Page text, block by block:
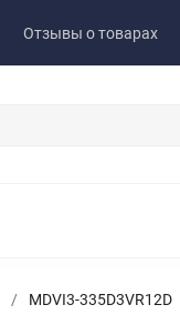
Отзывы о товарах
/ MDVI3-335D3VR12D